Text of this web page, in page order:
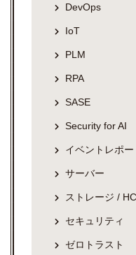
DevOps
IoT
PLM
RPA
SASE
Security for AI
イベントレポー
サーバー
ストレージ /
セキュリティ
ゼロトラスト